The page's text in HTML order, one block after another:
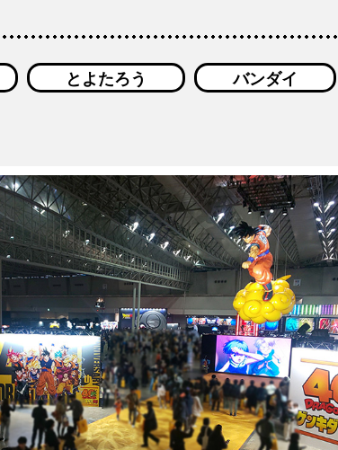
とよたろう バンダイ